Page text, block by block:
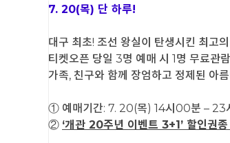
7. 20(목) 단 하루!
대구 최초! 조선 왕실이 탄생시킨 최고
티켓오픈 당일 3명 예매 시 1명 무료관
가족, 친구와 함께 장엄하고 정제된 아
① 예매기간: 7. 20(목) 14시00분 – 23
② ‘개관 20주년 이벤트 3+1’ 할인권종